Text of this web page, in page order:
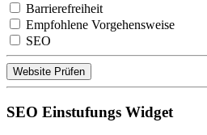
Barrierefreiheit
Empfohlene Vorgehensweise
SEO
Website Prüfen
SEO Einstufungs Widget